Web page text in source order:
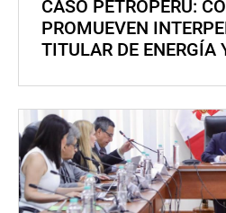
CASO PETROPERÚ:
PROMUEVEN
TITULAR DE ENERGÍA